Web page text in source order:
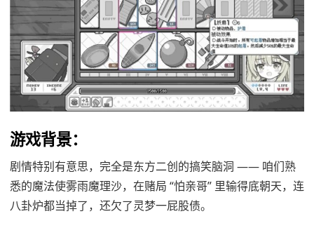
游戏背景：
剧情特别有意思，完全是东方二创的搞笑脑洞 —— 咱们熟
悉的魔法使雾雨魔理沙，在赌局 “怕亲哥” 里输得底朝天，连
八卦炉都当掉了，还欠了灵梦一屁股债。